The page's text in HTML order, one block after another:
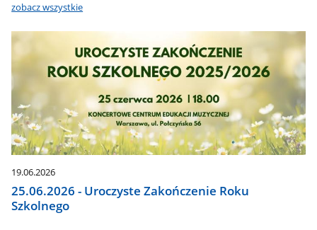
zobacz wszystkie
19.06.2026
25.06.2026 - Uroczyste Zakończenie Roku
Szkolnego